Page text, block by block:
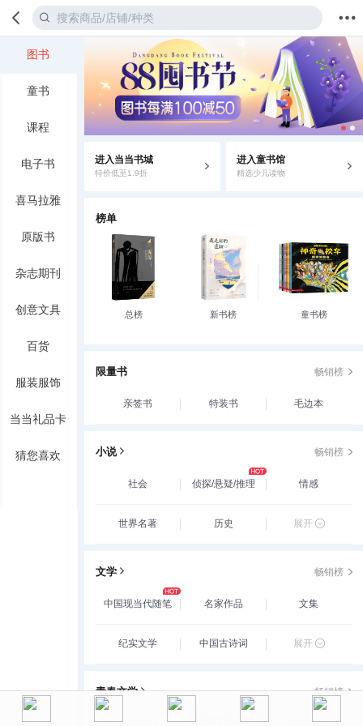
值得买 我的当当
图书
童书
课程
电子书
喜马拉雅
原版书
杂志期刊
创意文具
百货
服装服饰
当当礼品卡
猜您喜欢
进入当当书城
特价低至1.9折
进入童书馆
精选少儿读物
榜单
总榜 新书榜 童书榜
限量书 畅销榜
亲签书 特装书 毛边本
小说 畅销榜
社会 侦探/悬疑/推理 情感
世界名著 历史 展开
文学 畅销榜
中国现当代随笔 名家作品 文集
纪实文学 中国古诗词 展开
青春文学 畅销榜
玄幻/新武侠/魔幻/